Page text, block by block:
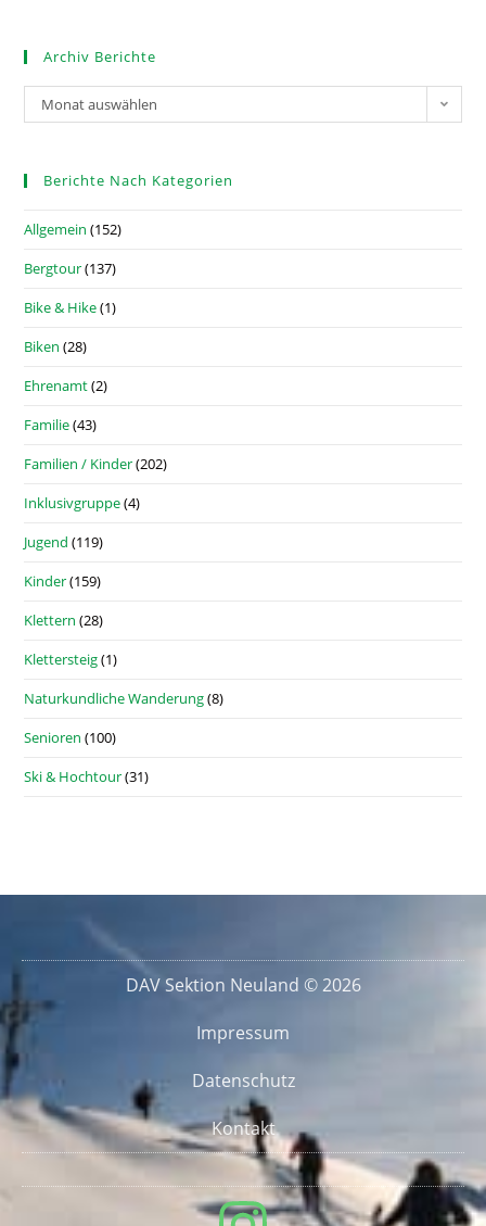
Archiv Berichte
Monat auswählen
Berichte Nach Kategorien
Allgemein (152)
Bergtour(137)
Bike & Hike(1)
Biken (28)
Ehrenamt(2)
Familie(43)
Familien / Kinder(202)
Inklusivgruppe(4)
Jugend (119)
Kinder(159)
Klettern (28)
Klettersteig(1)
Naturkundliche Wanderung(8)
Senioren (100)
Ski & Hochtour(31)
DAV Sektion Neuland © 2026
Impressum
Datenschutz
Kontakt